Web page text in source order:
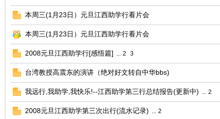
本周三(1月23日）元旦江西助学行看片会
本周三(1月23日）元旦江西助学行看片会
2008元旦江西助学行[感悟篇] ... 2 3
台湾教授高震东的演讲（绝对好文转自中华bbs)
我远行,我助学,我快乐!--江西助学第三行总结报告(更新中) ... 2
2008元旦江西助学第三次出行(流水记录) ... 2